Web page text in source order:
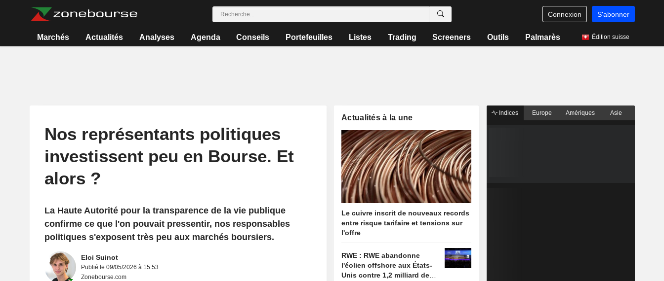
Connexion S'abonner
Marchés Actualités Analyses Agenda Conseils Portefeuilles Listes Trading Screeners Outils Palmarès Édition suisse
Nos représentants politiques
investissent peu en Bourse. Et
alors ?
La Haute Autorité pour la transparence de la vie publique
confirme ce que l'on pouvait pressentir, nos responsables
politiques s'exposent très peu aux marchés boursiers.
Eloi Suinot
Publié le 09/05/2026 à 15:53
Zonebourse.com
Actualités à la une
Le cuivre inscrit de nouveaux records
entre risque tarifaire et tensions sur
l'offre
RWE : RWE abandonne
l'éolien offshore aux États-
Unis contre 1,2 milliard de
Indices Europe Amériques Asie